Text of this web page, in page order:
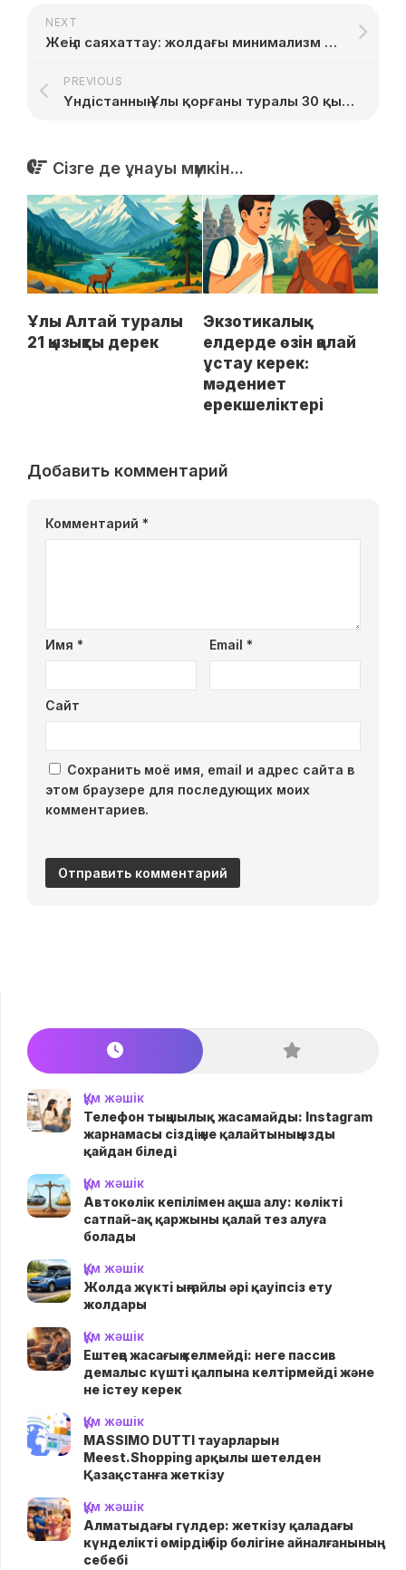
NEXT
Жеңіл саяхаттау: жолдағы минимализм құпиялары
PREVIOUS
Үндістанның Ұлы қорғаны туралы 30 қызықты дерек
Сізге де ұнауы мүмкін...
Ұлы Алтай туралы
21 қызықты дерек
Экзотикалық
елдерде өзін қалай
ұстау керек:
мәдениет
ерекшеліктері
Добавить комментарий
Комментарий *
Имя * Email *
Сайт
Сохранить моё имя, email и адрес сайта в
этом браузере для последующих моих
комментариев.
Құм жәшік
Телефон тыңшылық жасамайды: Instagram
жарнамасы сіздің не қалайтыныңызды
қайдан біледі
Құм жәшік
Автокөлік кепілімен ақша алу: көлікті
сатпай-ақ қаржыны қалай тез алуға
болады
Құм жәшік
Жолда жүктi ыңғайлы әрі қауіпсіз ету
жолдары
Құм жәшік
Ештеңе жасағың келмейді: неге пассив
демалыс күшті қалпына келтірмейді және
не істеу керек
Құм жәшік
MASSIMO DUTTI тауарларын
Meest.Shopping арқылы шетелден
Қазақстанға жеткізу
Құм жәшік
Алматыдағы гүлдер: жеткізу қаладағы
күнделікті өмірдің бір бөлігіне айналғанының
себебі